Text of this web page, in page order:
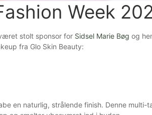
Week
stolt sponsor for Sidsel Marie Bøg og
fra Glo Skin Beauty:
en naturlig, strålende finish. Denne multi-